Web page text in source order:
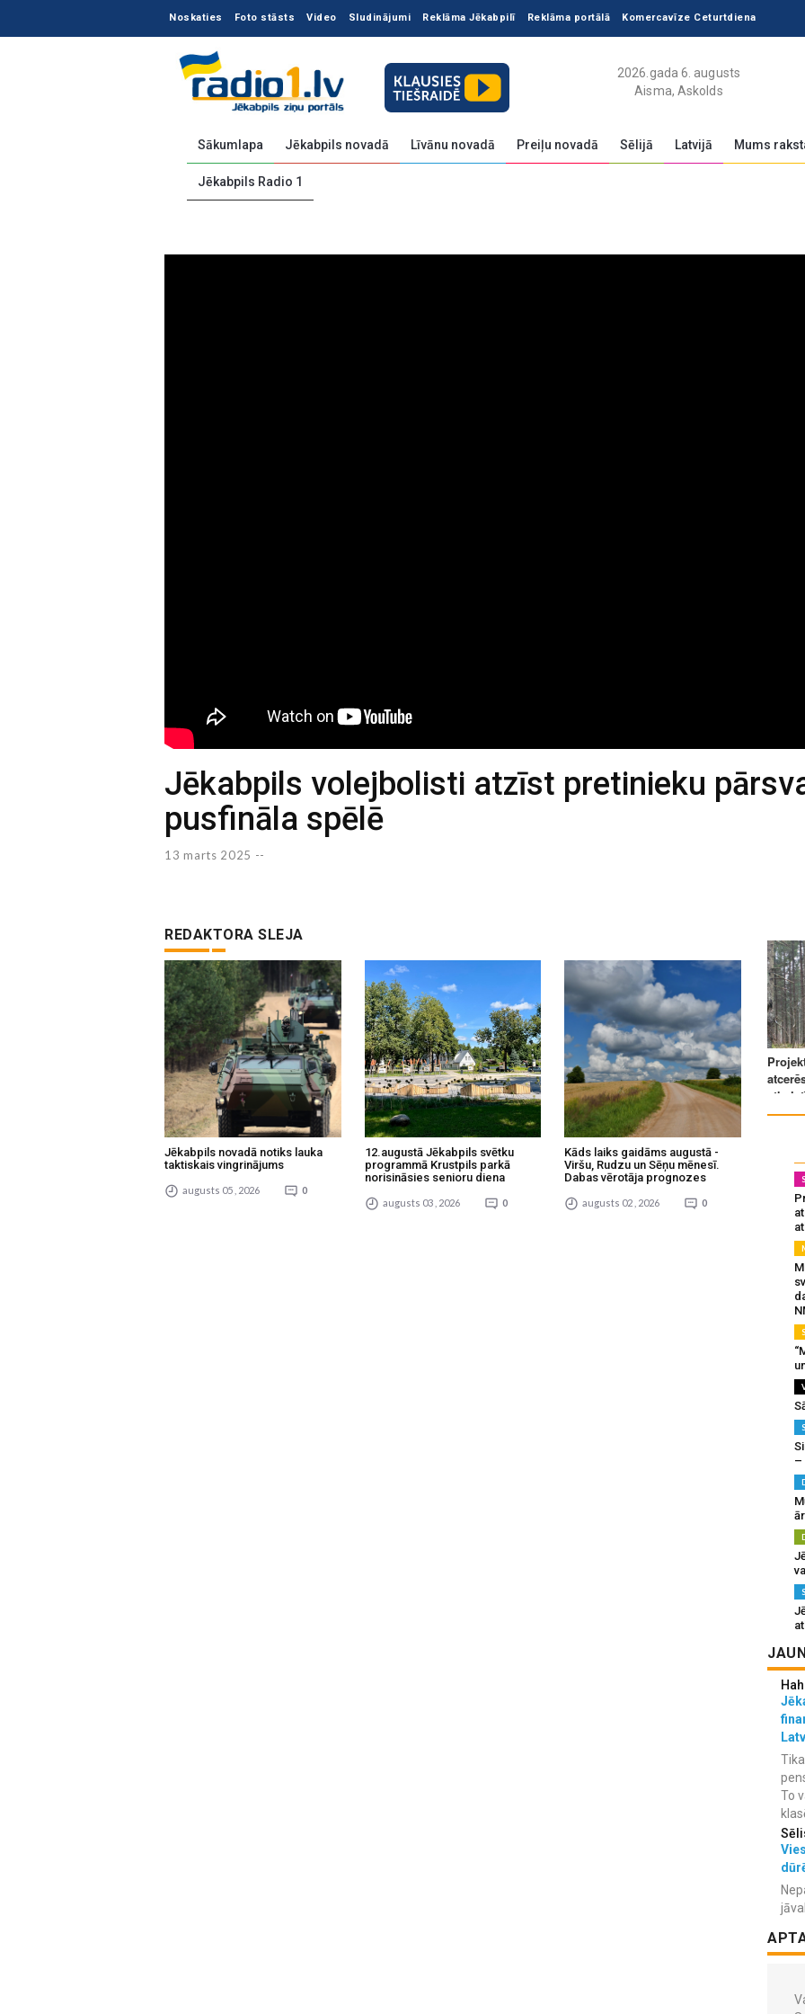
Noskaties Foto stāsts Video Sludinājumi Reklāma Jēkabpilī Reklāma portālā Komercavīze Ceturtdiena
2026.gada 6. augusts
Aisma, Askolds
Sākumlapa Jēkabpils novadā Līvānu novadā Preiļu novadā Sēlijā Latvijā Mums
Jēkabpils Radio 1
Jēkabpils volejbolisti atzīst pretinieku
pusfināla spēlē
13 marts 2025 --
REDAKTORA SLEJA
Jēkabpils novadā notiks lauka
taktiskais vingrinājums
augusts 05 , 2026 0
12.augustā Jēkabpils svētku
programmā Krustpils parkā
norisināsies senioru diena
augusts 03 , 2026 0
Kāds laiks gaidāms augustā -
Viršu, Rudzu un Sēņu mēnesī.
Dabas vērotāja prognozes
augusts 02 , 2026 0
–
To